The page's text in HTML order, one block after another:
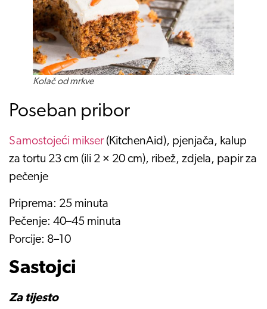
Kolač od mrkve
Poseban pribor
Samostojeći mikser (KitchenAid), pjenjača, kalup
za tortu 23 cm (ili 2 × 20 cm), ribež, zdjela, papir za
pečenje
Priprema: 25 minuta
Pečenje: 40–45 minuta
Porcije: 8–10
Sastojci
Za tijesto